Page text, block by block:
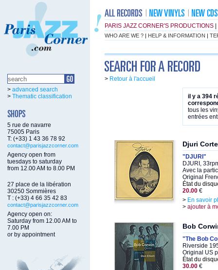
PARIS JAZZ CORNER'S PRODUCTIONS
WHO ARE WE ? | HELP & INFORMATION |
> advanced search
> Thematic classification
5 rue de navarre
75005 Paris
T: (+33) 1 43 36 78 92
contact@parisjazzcorner.com
Agency open from
tuesdays to saturday
from 12.00 AM to 8.00 PM
27 place de la libération
30250 Sommières
T : (+33) 4 66 35 42 83
contact@parisjazzcorner.com
Agency open on:
Saturday from 12.00 AM to
7.00 PM
or by appointment
> Retour à l'accueil
il y a 394
tous les
entrées
Djuri
"DJURI"
DJURI,
Avec la
Original
État du
20.00 €
> En savoir
> ajouter à
Bob
"The Bob
Riverside
Original US
État du
30.00 €